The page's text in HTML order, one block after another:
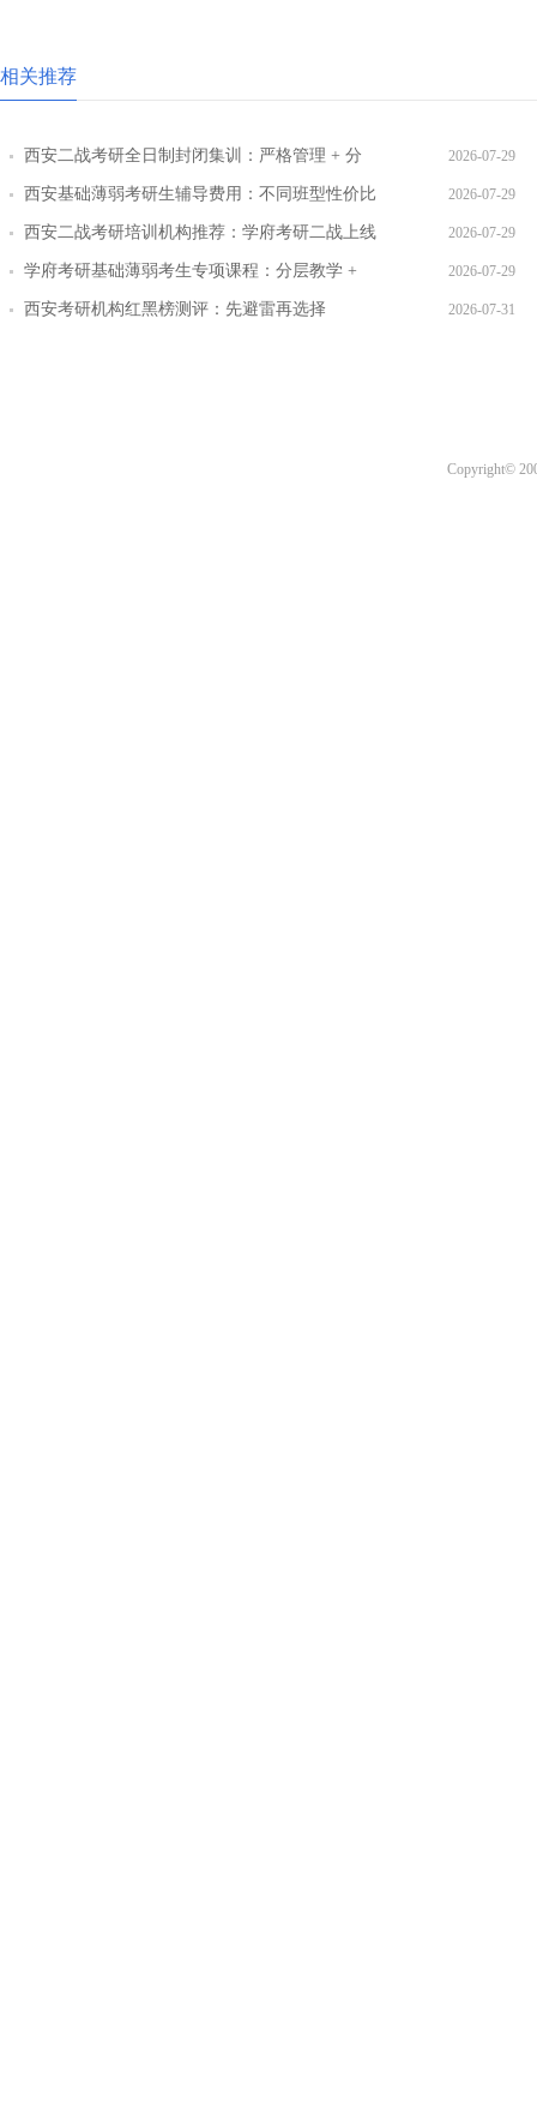
相关推荐
西安二战考研全日制封闭集训：严格管理 + 分
层教学效果实测
2026-07-29
西安基础薄弱考研生辅导费用：不同班型性价比
对比
2026-07-29
西安二战考研培训机构推荐：学府考研二战上线
率提升路径
2026-07-29
学府考研基础薄弱考生专项课程：分层教学 +
三师答疑详解
2026-07-29
西安考研机构红黑榜测评：先避雷再选择 2026-07-31
Copyright©